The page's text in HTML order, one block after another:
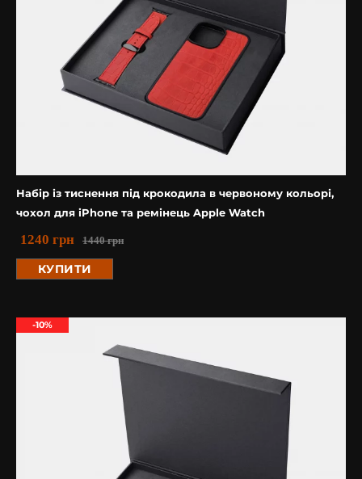
Набір із тиснення під крокодила в червоному кольорі,
чохол для iPhone та ремінець Apple Watch
1440грн
1240 грн
КУПИТИ
-10%